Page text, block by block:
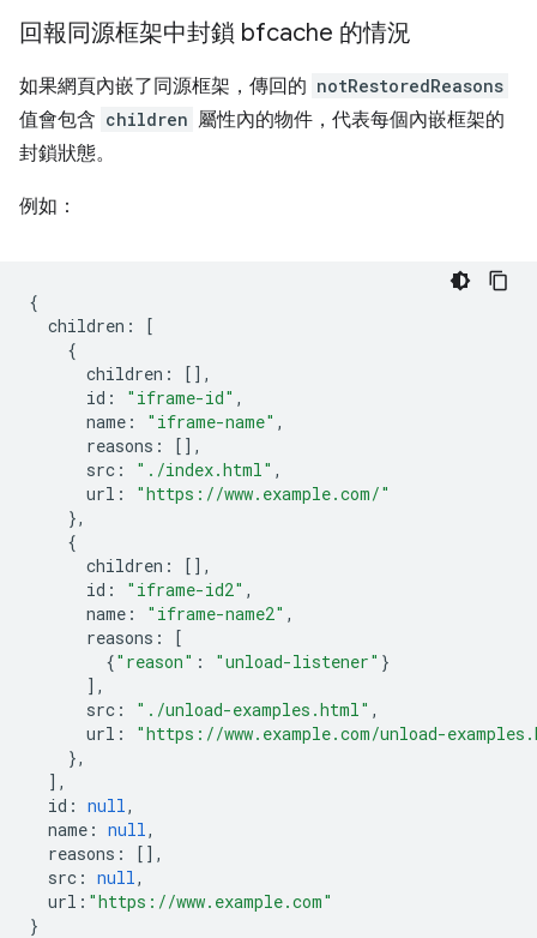
回報同源框架中封鎖 bfcache 的情況
如果網頁內嵌了同源框架，傳回的 notRestoredReasons
值會包含 children 屬性內的物件，代表每個內嵌框架的
封鎖狀態。
例如：
{
children :
[
{
children :
[],
id : "iframe-id" ,
name : "iframe-name" ,
reasons :
[],
src : "./index.html" ,
url :
"https://www.example.com/"
},
{
children :
[],
id : "iframe-id2" ,
name : "iframe-name2" ,
reasons :
[
{"reason" : "unload-listener" }
],
src : "./unload-examples.html" ,
url :
"https://www.example.com/unload-
},
],
id : null,
name : null,
reasons :
[],
src : null,
url : "https://www.example.com"
}